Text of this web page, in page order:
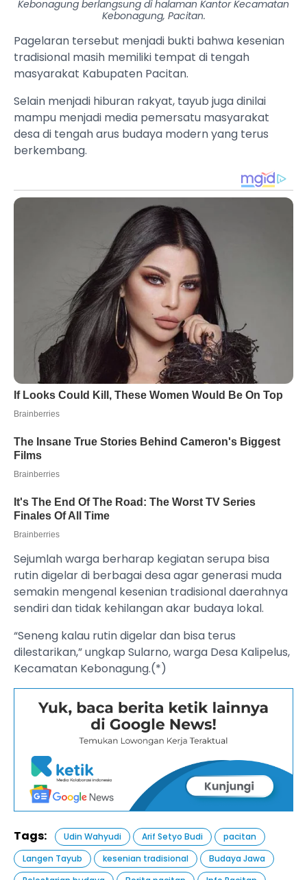
Kebonagung berlangsung di halaman Kantor Kecamatan
Kebonagung, Pacitan.
Pagelaran tersebut menjadi bukti bahwa kesenian
tradisional masih memiliki tempat di tengah
masyarakat Kabupaten Pacitan.
Selain menjadi hiburan rakyat, tayub juga dinilai
mampu menjadi media pemersatu masyarakat
desa di tengah arus budaya modern yang terus
berkembang.
Sejumlah warga berharap kegiatan serupa bisa
rutin digelar di berbagai desa agar generasi muda
semakin mengenal kesenian tradisional daerahnya
sendiri dan tidak kehilangan akar budaya lokal.
“Seneng kalau rutin digelar dan bisa terus
dilestarikan,” ungkap Sularno, warga Desa Kalipelus,
Kecamatan Kebonagung.(*)
Tags: Udin Wahyudi Arif Setyo Budi
pacitan
Langen Tayub
kesenian tradisional
Budaya Jawa